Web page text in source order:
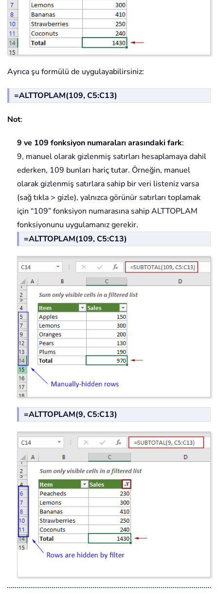
Ayrıca şu formülü de uygulayabilirsiniz:
=ALTTOPLAM(109, C5:C13)
Not:
9 ve 109 fonksiyon numaraları arasındaki fark:
9, manuel olarak gizlenmiş satırları hesaplamaya dahil
ederken, 109 bunları hariç tutar. Örneğin, manuel
olarak gizlenmiş satırlara sahip bir veri listeniz varsa
(sağ tıkla > gizle), yalnızca görünür satırları toplamak
için “109” fonksiyon numarasına sahip ALTTOPLAM
fonksiyonunu uygulamanız gerekir.
=ALTTOPLAM(109, C5:C13)
=ALTTOPLAM(9, C5:C13)